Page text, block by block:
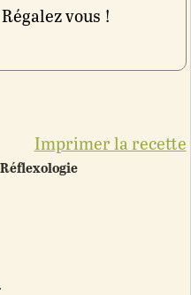
vous !
Imprimer la recette
.